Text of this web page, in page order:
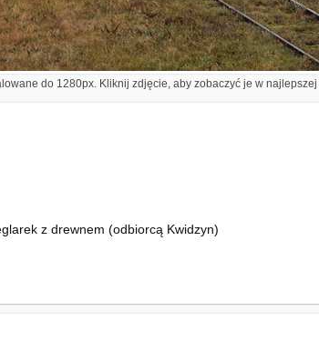
do 1280px. Kliknij zdjęcie, aby zobaczyć je w
z drewnem (odbiorcą Kwidzyn)